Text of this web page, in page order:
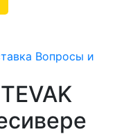
Вопросы и